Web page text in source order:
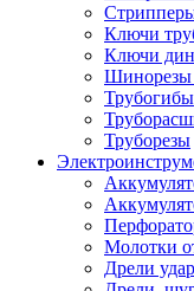
Ключи
Ключи
Трубогибы
Труборезы
Молотки
Дрели